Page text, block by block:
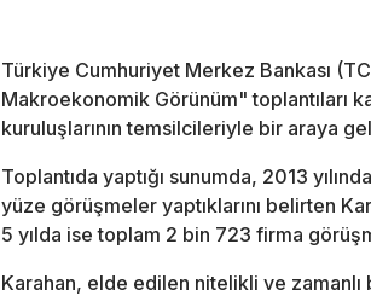
Türkiye Cumhuriyet Merkez Bankası
Makroekonomik Görünüm" toplantıları
kuruluşlarının temsilcileriyle bir araya
Toplantıda yaptığı sunumda, 2013
yüze görüşmeler yaptıklarını belirten
5 yılda ise toplam 2 bin 723 firma
Karahan, elde edilen nitelikli ve zamanlı